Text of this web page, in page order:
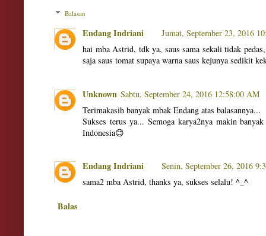
Balasan
Endang Indriani
Jumat, September 23, 2016
hai mba Astrid, tdk ya, saus sama sekali tidak
saja saus tomat supaya warna saus kejunya sedikit
Unknown Sabtu, September 24, 2016 12:58:00 AM
Terimakasih banyak mbak Endang atas balasannya...
Sukses terus ya... Semoga karya2nya makin
Indonesia😊
Endang Indriani
Senin, September 26, 2016
sama2 mba Astrid, thanks ya, sukses selalu! ^_^
Balas